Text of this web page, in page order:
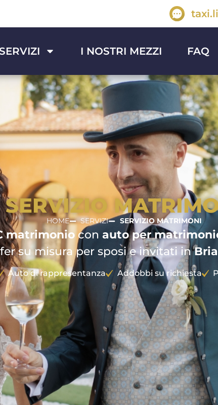
I NOSTRI MEZZI FAQ
SERVIZIO
HOME SERVIZI SERVIZIO MATRIMONI
matrimonio con auto per
su misura per sposi e invitati in
Auto di rappresentanza Addobbi su richiesta